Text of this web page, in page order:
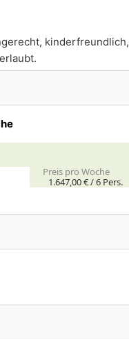
Preis pro Woche
1.647,00 € /6 Pers.